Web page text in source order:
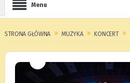
Menu
STRONA GŁÓWNA MUZYKA KONCERT